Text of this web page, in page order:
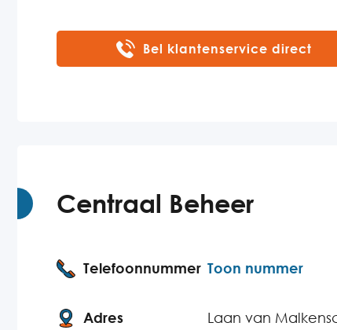
Bel klantenservice direct
Centraal Beheer
Telefoonnummer Toon nummer
Adres Laan van